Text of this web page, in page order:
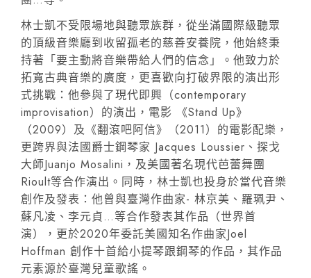
林士凱不受限場地與聽眾族群，從坐滿國際級聽眾
的頂級音樂廳到收留孤老的慈善安養院，他始終秉
持著「要主動將音樂帶給人們的信念」。他致力於
拓寬古典音樂的廣度，更喜歡向打破界限的演出形
式挑戰：他參與了現代即興（contemporary
improvisation）的演出，電影 《Stand Up》
（2009）及《翻滾吧阿信》（2011）的電影配樂，
更跨界與法國爵士鋼琴家 Jacques Loussier、探戈
大師Juanjo Mosalini，及美國著名現代芭蕾舞團
Rioult等合作演出。同時，林士凱也投身於當代音樂
創作及發表：他曾與臺灣作曲家- 林京美、羅珮尹、
蘇凡凌、李元貞…等合作發表其作品（世界首
演），更於2020年委託美國知名作曲家Joel
Hoffman 創作十首給小提琴跟鋼琴的作品，其作品
元素源於臺灣兒童歌謠。